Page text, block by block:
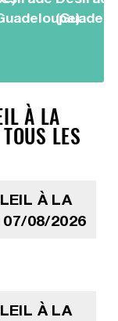
À LA
LES
À LA
07/08/2026
À LA